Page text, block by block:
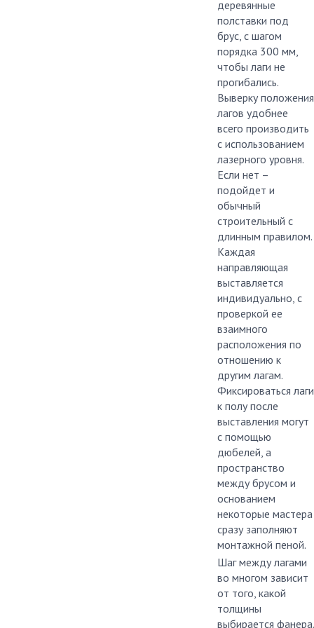
деревянные
полставки под
брус, с шагом
порядка 300 мм,
чтобы лаги не
прогибались.
Выверку положения
лагов удобнее
всего производить
с использованием
лазерного уровня.
Если нет –
подойдет и
обычный
строительный с
длинным правилом.
Каждая
направляющая
выставляется
индивидуально, с
проверкой ее
взаимного
расположения по
отношению к
другим лагам.
Фиксироваться лаги
к полу после
выставления могут
с помощью
дюбелей, а
пространство
между брусом и
основанием
некоторые мастера
сразу заполняют
монтажной пеной.
Шаг между лагами
во многом зависит
от того, какой
толщины
выбирается фанера.